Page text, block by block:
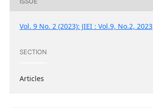
Vol. 9 No. 2 (2023): JIEI : Vol.9, No.2, 2023
SECTION
Articles